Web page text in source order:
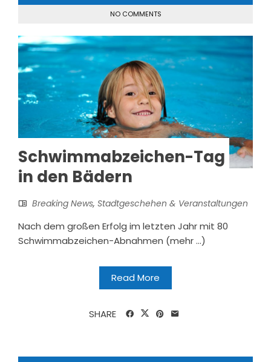
NO COMMENTS
Schwimmabzeichen-Tag
in den Bädern
Breaking News, Stadtgeschehen & Veranstaltungen
Nach dem großen Erfolg im letzten Jahr mit 80
Schwimmabzeichen-Abnahmen (mehr …)
Read More
SHARE